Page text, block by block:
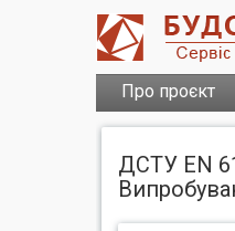
Про проєкт
ДСТУ EN